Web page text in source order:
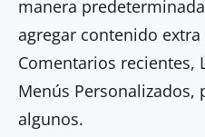
manera
agregar contenido
Comentarios recientes,
Menús
algunos.